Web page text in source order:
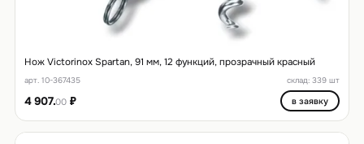
Нож Victorinox Spartan, 91 мм, 12 функций, прозрачный красный
арт. 10-367435 склад: 339 шт
4 907.00₽ в заявку